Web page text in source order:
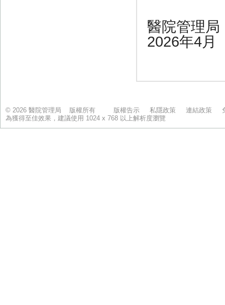
© 2026 醫院管理局 版權所有 版權告示 私隱政策 連結政策
為獲得至佳效果，建議使用 1024 x 768 以上解析度瀏覽